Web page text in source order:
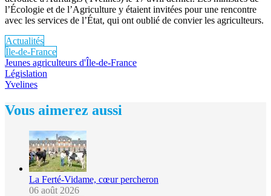
l’Écologie et de l’Agriculture y étaient invitées pour une rencontre
avec les services de l’État, qui ont oublié de convier les agriculteurs.
Actualités
Île-de-France
Jeunes agriculteurs d'Île-de-France
Législation
Yvelines
Vous aimerez aussi
La Ferté-Vidame, cœur percheron
06 août 2026